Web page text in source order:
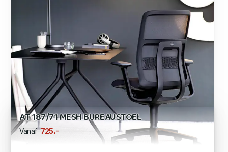
AT 187/71 MESH BUREAUSTOEL
Vanaf 725 ,-